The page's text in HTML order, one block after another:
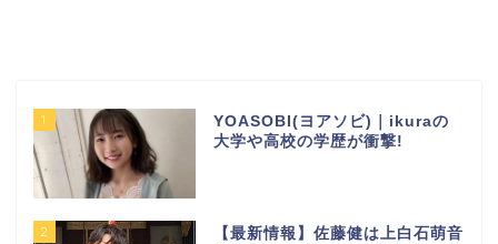
1
YOASOBI(ヨアソビ)｜ikuraの
大学や高校の学歴が衝撃!
2
【最新情報】佐藤健は上白石萌音